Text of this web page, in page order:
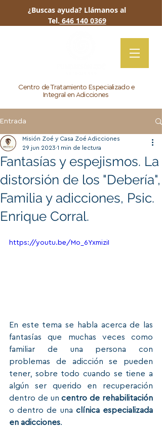
¿Buscas ayuda? Llámanos al
Tel. 646 140 0369
Centro de Tratamiento Especializado e
Integral en Adicciones
Entrada
Fantasías y espejismos. La
distorsión de los "Debería",
Familia y adicciones, Psic.
Enrique Corral.
Misión Zoé y Casa Zoé Adicciones
29 jun 2023 1 min de lectura
https://youtu.be/Mo_6YxmiziI
En este tema se habla acerca de las
fantasías que muchas veces como
familiar de una persona con
problemas de adicción se pueden
tener, sobre todo cuando se tiene a
algún ser querido en recuperación
dentro de un centro de rehabilitación
o dentro de una clínica especializada
en adicciones.